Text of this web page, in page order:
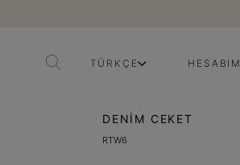
TÜRKÇE HESABIM
DENIM CEKET
RTW6